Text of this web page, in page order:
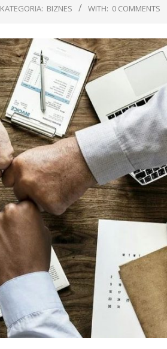
KATEGORIA: BIZNES WITH: 0 COMMENTS